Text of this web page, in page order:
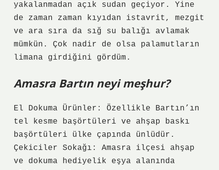
yakalanmadan açık sudan geçiyor. Yine
de zaman zaman kıyıdan istavrit, mezgit
ve ara sıra da sığ su balığı avlamak
mümkün. Çok nadir de olsa palamutların
limana girdiğini gördüm.
Amasra Bartın neyi meşhur?
El Dokuma Ürünler: Özellikle Bartın’ın
tel kesme başörtüleri ve ahşap baskı
başörtüleri ülke çapında ünlüdür.
Çekiciler Sokağı: Amasra ilçesi ahşap
ve dokuma hediyelik eşya alanında